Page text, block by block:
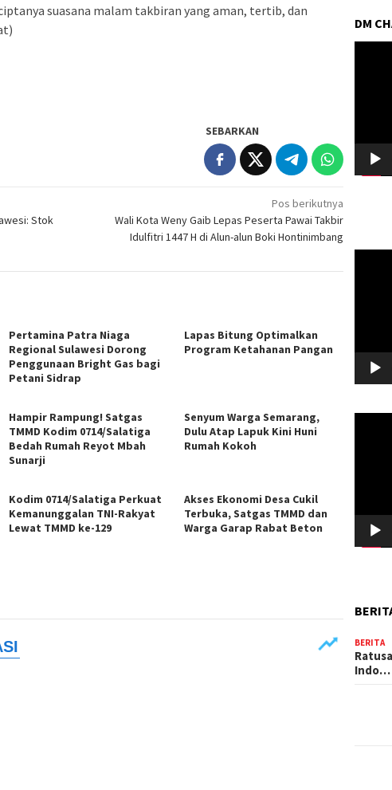
suasana malam takbiran yang aman, tertib, dan
SEBARKAN
Stok
Pos berikutnya
Wali Kota Weny Gaib Lepas Peserta Pawai Takbir
Idulfitri 1447 H di Alun-alun Boki Hontinimbang
Pertamina Patra Niaga
Regional Sulawesi Dorong
Penggunaan Bright Gas bagi
Petani Sidrap
Lapas Bitung Optimalkan
Program Ketahanan Pangan
Hampir Rampung! Satgas
TMMD Kodim 0714/Salatiga
Bedah Rumah Reyot Mbah
Sunarji
Senyum Warga Semarang,
Dulu Atap Lapuk Kini Huni
Rumah Kokoh
Kodim 0714/Salatiga Perkuat
Kemanunggalan TNI-Rakyat
Lewat TMMD ke-129
Akses Ekonomi Desa Cukil
Terbuka, Satgas TMMD dan
Warga Garap Rabat Beton
DM
BERITA
Indo…